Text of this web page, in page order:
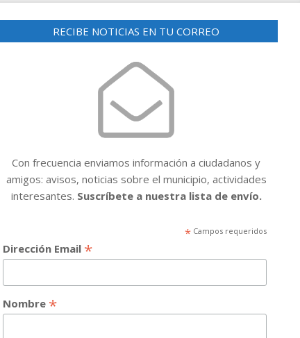
RECIBE NOTICIAS EN TU CORREO
Con frecuencia enviamos información a ciudadanos y
amigos: avisos, noticias sobre el municipio, actividades
interesantes. Suscríbete a nuestra lista de envío.
* Campos requeridos
Dirección Email *
Nombre *